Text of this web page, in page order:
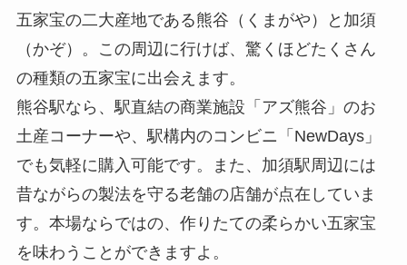
五家宝の二大産地である熊谷（くまがや）と加須
（かぞ）。この周辺に行けば、驚くほどたくさん
の種類の五家宝に出会えます。
熊谷駅なら、駅直結の商業施設「アズ熊谷」のお
土産コーナーや、駅構内のコンビニ「NewDays」
でも気軽に購入可能です。また、加須駅周辺には
昔ながらの製法を守る老舗の店舗が点在していま
す。本場ならではの、作りたての柔らかい五家宝
を味わうことができますよ。